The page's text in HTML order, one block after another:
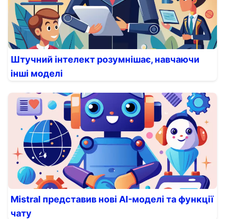
Штучний інтелект розумнішає, навчаючи
інші моделі
Mistral представив нові AI-моделі та функції
чату